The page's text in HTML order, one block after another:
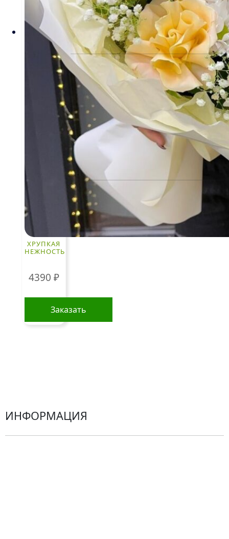
ХРУПКАЯ
НЕЖНОСТЬ
4390 ₽
Заказать
КЛИЕНТАМ
Политика конфиденциальности
Пользовательское соглашение
Рекомендации по уходу за цветами
Контакты
ЧАСТО ИЩУТ
Розы
По цветам
Сборные букеты
Гортензии
ИНФОРМАЦИЯ